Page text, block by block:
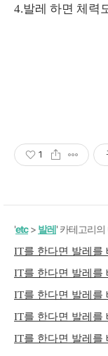
4.발레 하면 체력
1
'etc> 발레' 카테고리의